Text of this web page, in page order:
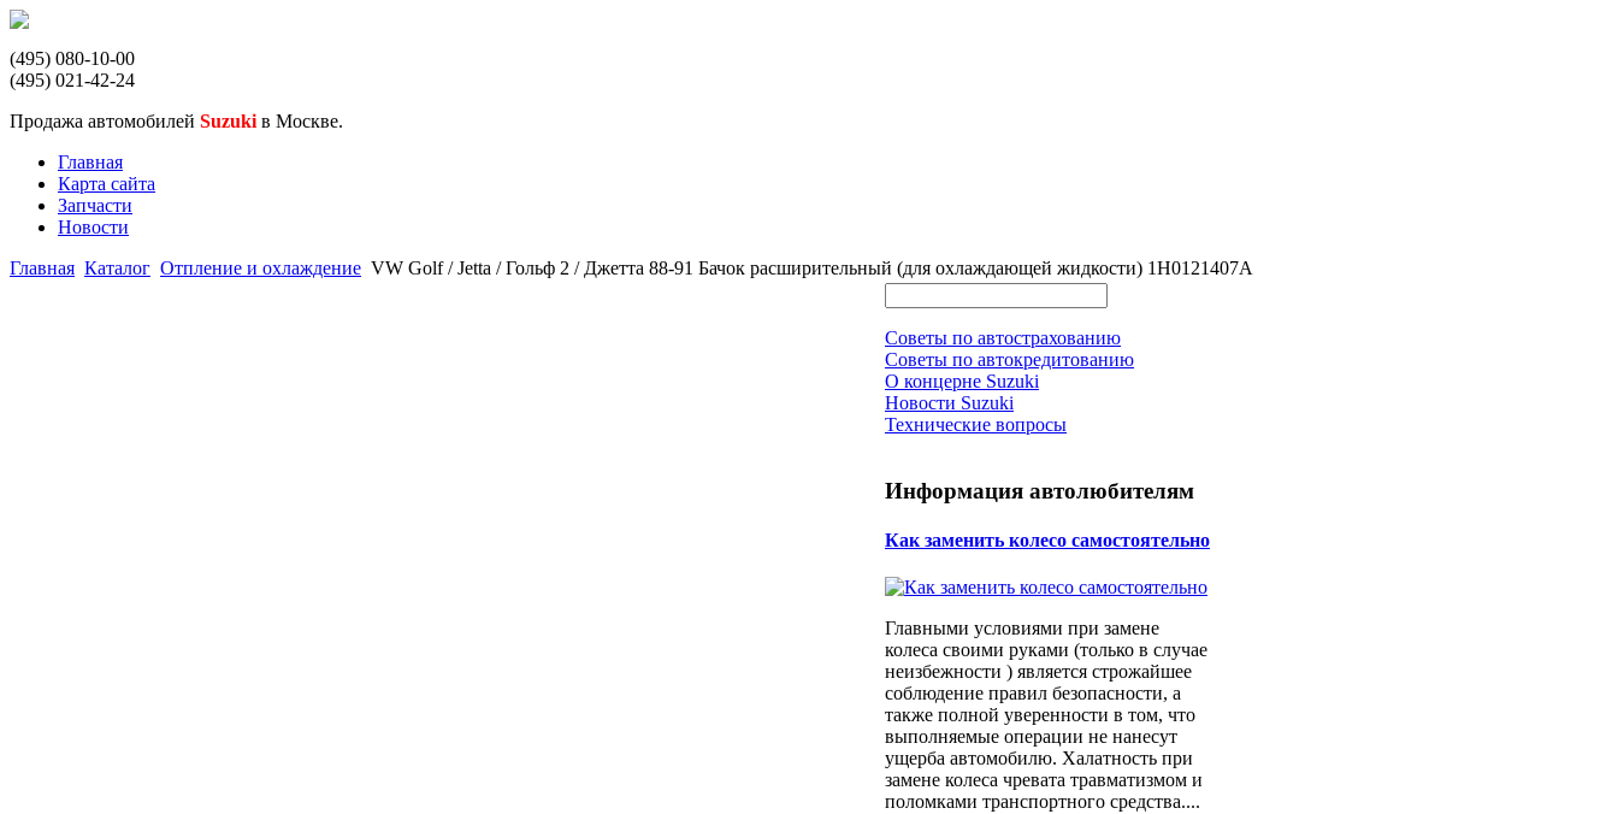
(495) 080-10-00
(495) 021-42-24
Продажа автомобилей Suzuki в Москве.
Главная
Карта сайта
Запчасти
Новости
Главная Каталог Отпление и охлаждение VW Golf / Jetta / Гольф 2 / Джетта 88-91 Бачок расширительный (для охлаждающей жидкости) 1H0121407A
Советы по автострахованию
Советы по автокредитованию
О концерне Suzuki
Новости Suzuki
Технические вопросы
Информация автолюбителям
Как заменить колесо самостоятельно
Главными условиями при замене
колеса своими руками (только в случае
неизбежности ) является строжайшее
соблюдение правил безопасности, а
также полной уверенности в том, что
выполняемые операции не нанесут
ущерба автомобилю. Халатность при
замене колеса чревата травматизмом и
поломками транспортного средства....